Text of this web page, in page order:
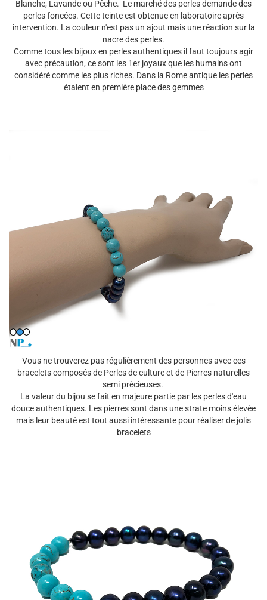
Blanche, Lavande ou Pêche. Le marché des perles demande des
perles foncées. Cette teinte est obtenue en laboratoire après
intervention. La couleur n'est pas un ajout mais une réaction sur la
nacre des perles.
Comme tous les bijoux en perles authentiques il faut toujours agir
avec précaution, ce sont les 1er joyaux que les humains ont
considéré comme les plus riches. Dans la Rome antique les perles
étaient en première place des gemmes
Vous ne trouverez pas régulièrement des personnes avec ces
bracelets composés de Perles de culture et de Pierres naturelles
semi précieuses.
La valeur du bijou se fait en majeure partie par les perles d'eau
douce authentiques. Les pierres sont dans une strate moins élevée
mais leur beauté est tout aussi intéressante pour réaliser de jolis
bracelets